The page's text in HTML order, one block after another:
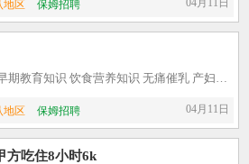
地区 保姆招聘 04月11日
职位详情 婴幼儿护理 早期教育知识 饮食营养知识 无痛催乳 产妇护理 包吃 包住 职位要求： 1、要求年龄20到52岁。; 2、我们公司月嫂员工安排月子会所实习工作接单; 3、在母婴行业需
地区 保姆招聘 04月11日
方吃住8小时6k